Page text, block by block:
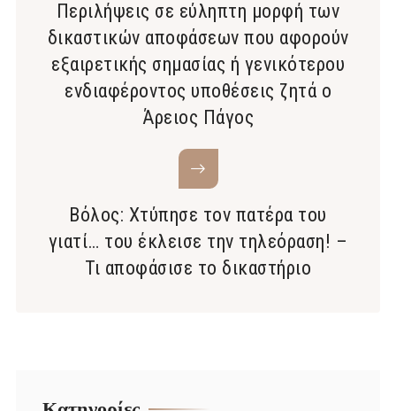
Περιλήψεις σε εύληπτη μορφή των
δικαστικών αποφάσεων που αφορούν
εξαιρετικής σημασίας ή γενικότερου
ενδιαφέροντος υποθέσεις ζητά ο
Άρειος Πάγος
Βόλος: Χτύπησε τον πατέρα του
γιατί… του έκλεισε την τηλεόραση! –
Τι αποφάσισε το δικαστήριο